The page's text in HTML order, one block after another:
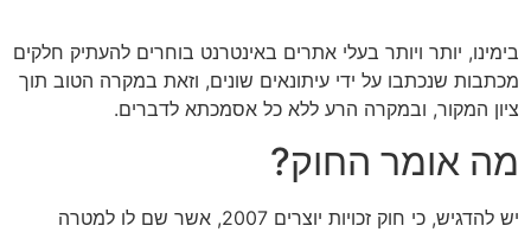
בימינו, יותר ויותר בעלי אתרים באינטרנט בוחרים להעתיק חלקים
מכתבות שנכתבו על ידי עיתונאים שונים, וזאת במקרה הטוב תוך
ציון המקור, ובמקרה הרע ללא כל אסמכתא לדברים.
מה אומר החוק?
יש להדגיש, כי חוק זכויות יוצרים 2007, אשר שם לו למטרה